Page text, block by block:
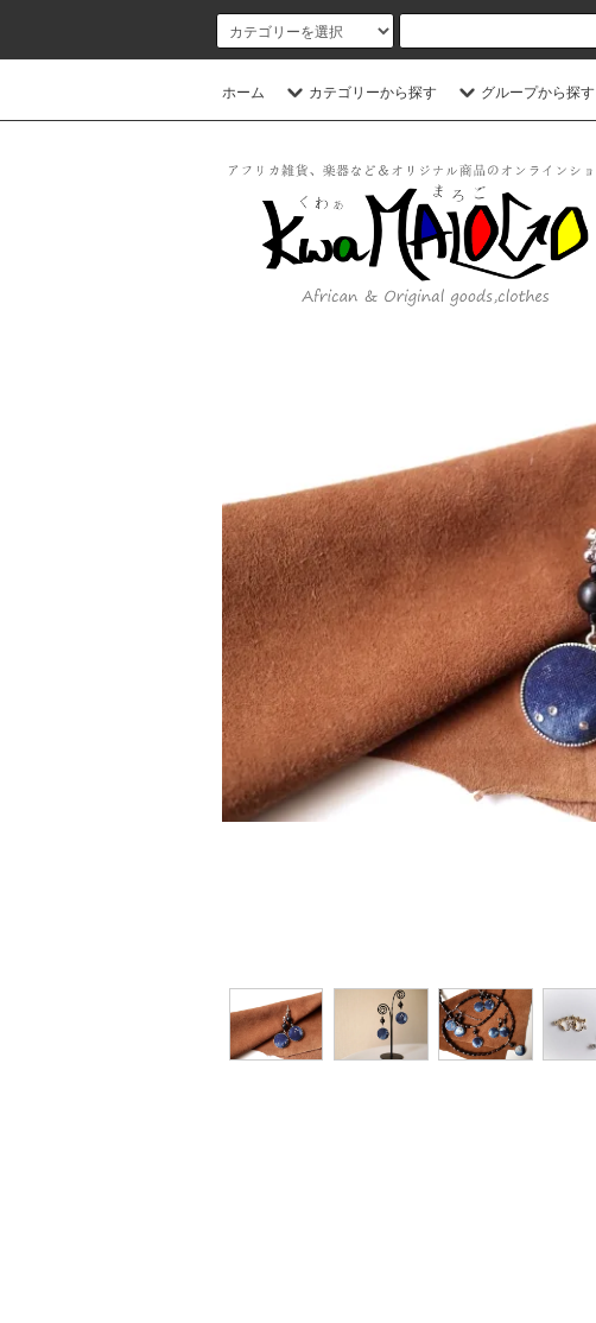
ホーム カテゴリーから探す グループから探す